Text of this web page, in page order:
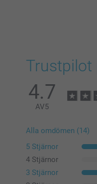
4.7
AV5
Alla omdömen (14)
5 Stjärnor
4 Stjärnor
3 Stjärnor